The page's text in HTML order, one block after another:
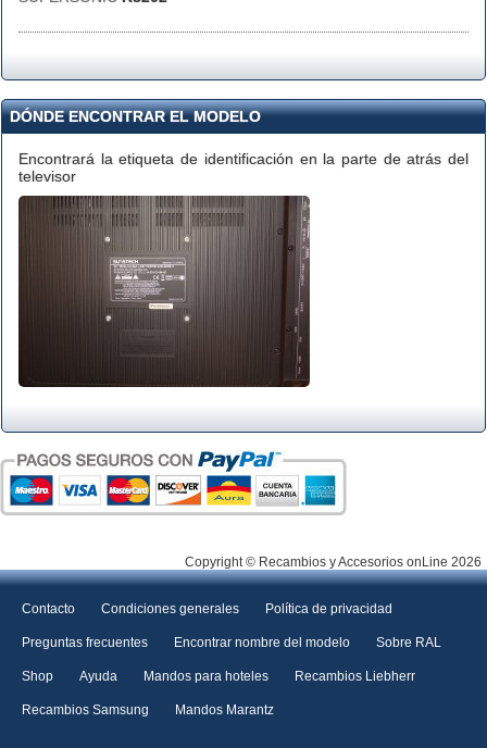
DÓNDE ENCONTRAR EL MODELO
Encontrará la etiqueta de identificación en la parte de atrás del
televisor
Copyright © Recambios y Accesorios onLine 2026
Contacto Condiciones generales Política de privacidad
Preguntas frecuentes Encontrar nombre del modelo Sobre RAL
Shop Ayuda Mandos para hoteles Recambios Liebherr
Recambios Samsung Mandos Marantz